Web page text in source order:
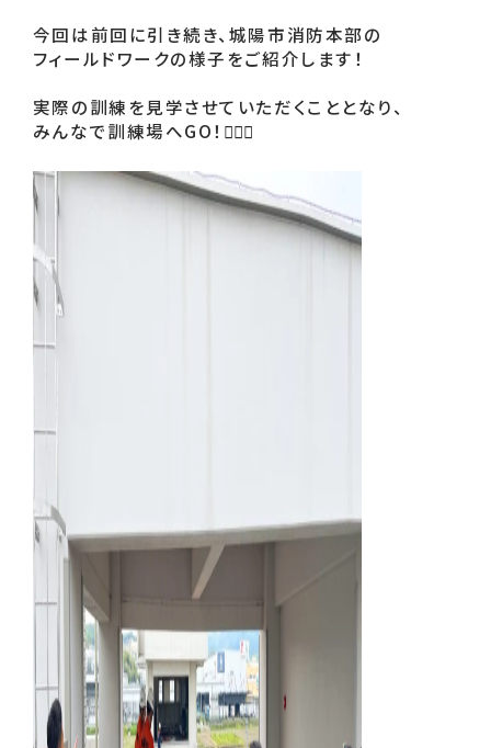
今回は前回に引き続き、城陽市消防本部の
フィールドワークの様子をご紹介します！
実際の訓練を見学させていただくこととなり、
みんなで訓練場へGO！🏃🏻‍♂️